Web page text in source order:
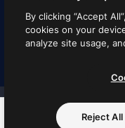
Copyright © 2010-
By clicking “Accept
cookies on your
analyze site usage,
Reject All